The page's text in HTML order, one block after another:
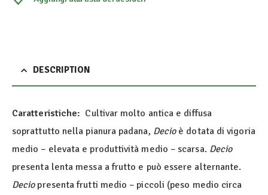
DESCRIPTION
Caratteristiche: Cultivar molto antica e diffusa
soprattutto nella pianura padana, Decioè dotata di vigoria
medio – elevata e produttività medio – scarsa. Decio
presenta lenta messa a frutto e può essere alternante.
Deciopresenta frutti medio – piccoli (peso medio circa